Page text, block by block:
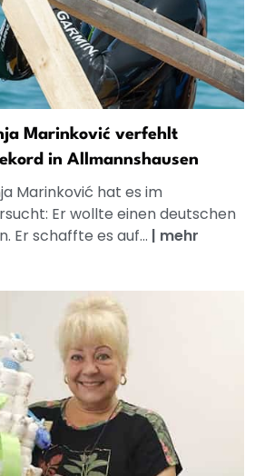
Marinković verfehlt
in Allmannshausen
Marinković hat es im
Er wollte einen deutschen
Er schaffte es auf... | mehr